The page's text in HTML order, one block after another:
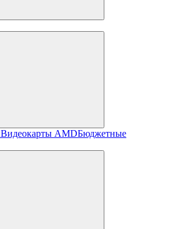
Видеокарты AMDБюджетные